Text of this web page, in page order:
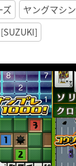
ズ
ヤングマシン